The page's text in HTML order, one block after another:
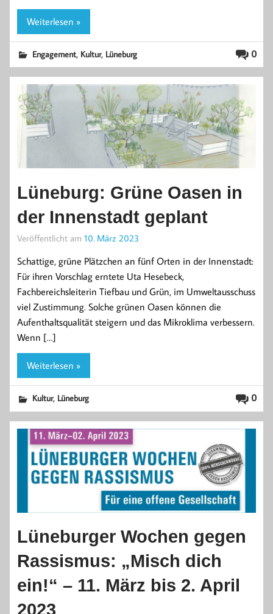
Weiterlesen »
0
Engagement, Kultur, Lüneburg
Lüneburg: Grüne Oasen in
der Innenstadt geplant
Veröffentlicht am 10. März 2023
Schattige, grüne Plätzchen an fünf Orten in der Innenstadt:
Für ihren Vorschlag erntete Uta Hesebeck,
Fachbereichsleiterin Tiefbau und Grün, im Umweltausschuss
viel Zustimmung. Solche grünen Oasen können die
Aufenthaltsqualität steigern und das Mikroklima verbessern.
Wenn […]
Weiterlesen »
0
Kultur, Lüneburg
Lüneburger Wochen gegen
Rassismus: „Misch dich
ein!“ – 11. März bis 2. April
2023